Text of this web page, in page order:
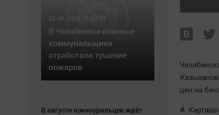
Медиаграмотность
цен на
А.
22.06.2026 15:57:04
В Челябинске военные
коммунальщики
отработали тушение
пожаров
В августе южноуральцев ждёт